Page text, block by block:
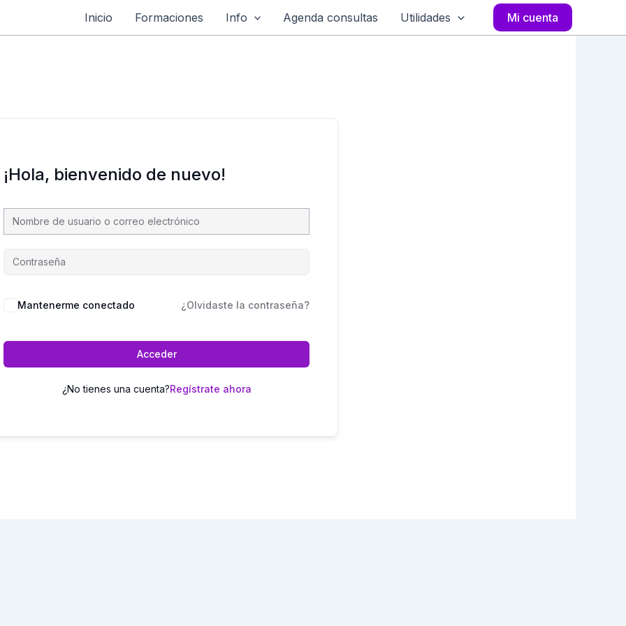
Inicio Formaciones Info Agenda consultas Utilidades Mi cuenta
¡Hola, bienvenido de nuevo!
Mantenerme conectado ¿Olvidaste la contraseña?
Acceder
¿No tienes una cuenta?Regístrate ahora